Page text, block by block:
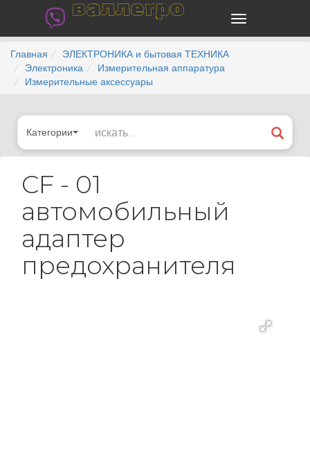
валлегро
Главная
ЭЛЕКТРОНИКА и бытовая ТЕХНИКА
Электроника
Измерительная аппаратура
Измерительные аксессуары
Категории
CF - 01
автомобильный
адаптер
предохранителя